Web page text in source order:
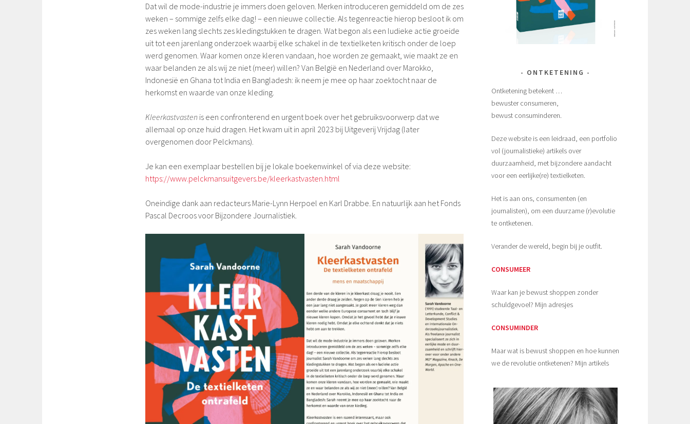
Dat wil de mode-industrie je immers doen geloven. Merken introduceren gemiddeld om de zes
weken – sommige zelfs elke dag! – een nieuwe collectie. Als tegenreactie hierop besloot ik om
zes weken lang slechts zes kledingstukken te dragen. Wat begon als een ludieke actie groeide
uit tot een jarenlang onderzoek waarbij elke schakel in de textielketen kritisch onder de loep
werd genomen. Waar komen onze kleren vandaan, hoe worden ze gemaakt, wie maakt ze en
waar belanden ze als wij ze niet (meer) willen? Van België en Nederland over Marokko,
Indonesië en Ghana tot India en Bangladesh: ik neem je mee op haar zoektocht naar de
herkomst en waarde van onze kleding.
Kleerkastvasten is een confronterend en urgent boek over het gebruiksvoorwerp dat we
allemaal op onze huid dragen. Het kwam uit in april 2023 bij Uitgeverij Vrijdag (later
overgenomen door Pelckmans).
Je kan een exemplaar bestellen bij je lokale boekenwinkel of via deze website:
https://www.pelckmansuitgevers.be/kleerkastvasten.html
Oneindige dank aan redacteurs Marie-Lynn Herpoel en Karl Drabbe. En natuurlijk aan het Fonds
Pascal Decroos voor Bijzondere Journalistiek.
ONTKETENING
Ontketening betekent …
bewuster consumeren,
bewust consuminderen.
Deze website is een leidraad, een portfolio
vol (journalistieke) artikels over
duurzaamheid, met bijzondere aandacht
voor een eerlijke(re) textielketen.
Het is aan ons, consumenten (en
journalisten), om een duurzame (r)evolutie
te ontketenen.
Verander de wereld, begin bij je outfit.
CONSUMEER
Waar kan je bewust shoppen zonder
schuldgevoel? Mijn adresjes
CONSUMINDER
Maar wat is bewust shoppen en hoe kunnen
we de revolutie ontketenen? Mijn artikels